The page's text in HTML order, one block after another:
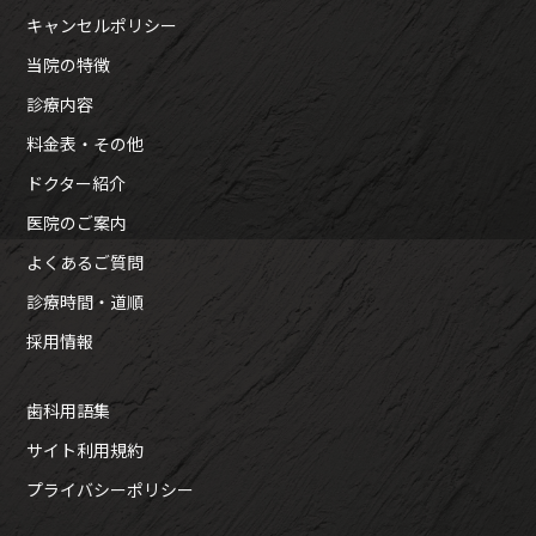
キャンセルポリシー
当院の特徴
診療内容
料金表・その他
ドクター紹介
医院のご案内
よくあるご質問
診療時間・道順
採用情報
歯科用語集
サイト利用規約
プライバシーポリシー